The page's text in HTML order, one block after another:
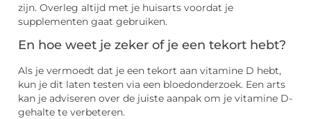
zijn. Overleg altijd met je huisarts voordat je
supplementen gaat gebruiken.
En hoe weet je zeker of je een tekort hebt?
Als je vermoedt dat je een tekort aan vitamine D hebt,
kun je dit laten testen via een bloedonderzoek. Een arts
kan je adviseren over de juiste aanpak om je vitamine D-
gehalte te verbeteren.